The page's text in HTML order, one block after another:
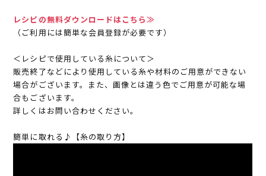
レシピの無料ダウンロードはこちら≫
（ご利用には簡単な会員登録が必要です）
＜レシピで使用している糸について＞
販売終了などにより使用している糸や材料のご用意ができない
場合がございます。また、画像とは違う色でご用意が可能な場
合もございます。
詳しくはお問い合わせください。
簡単に取れる♪【糸の取り方】